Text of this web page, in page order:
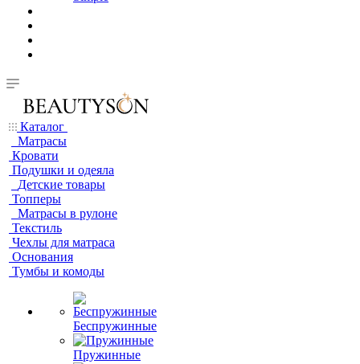
Каталог
Матрасы
Кровати
Подушки и одеяла
Детские товары
Топперы
Матрасы в рулоне
Текстиль
Чехлы для матраса
Основания
Тумбы и комоды
Беспружинные
Пружинные